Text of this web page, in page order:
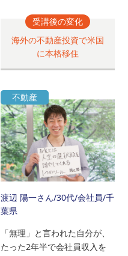
受講後の変化
海外の不動産投資で米国
に本格移住
不動産
渡辺 陽一さん/30代/会社員/千
葉県
「無理」と言われた自分が、
たった2年半で会社員収入を